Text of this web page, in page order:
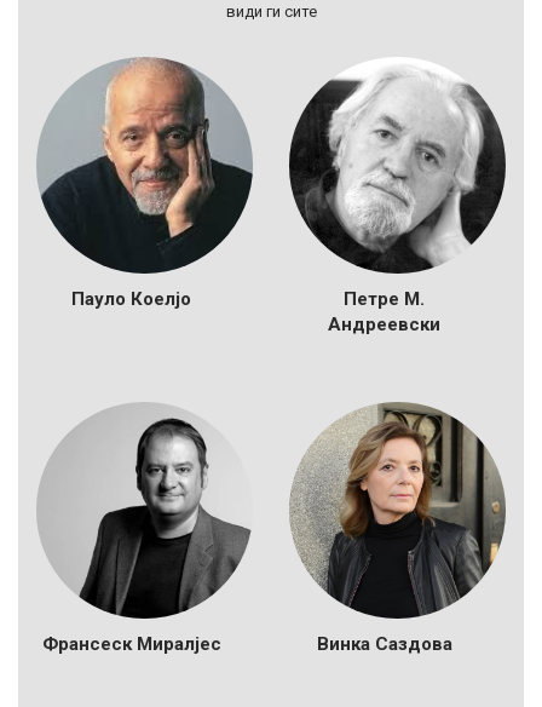
види ги сите
Пауло Коелјо
Петре М.
Андреевски
Франсеск Миралјес Винка Саздова